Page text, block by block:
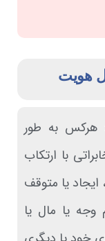
هویت
ای: هرکس به طور
با ارتکاب
ایجاد یا متوقف
یا مال یا